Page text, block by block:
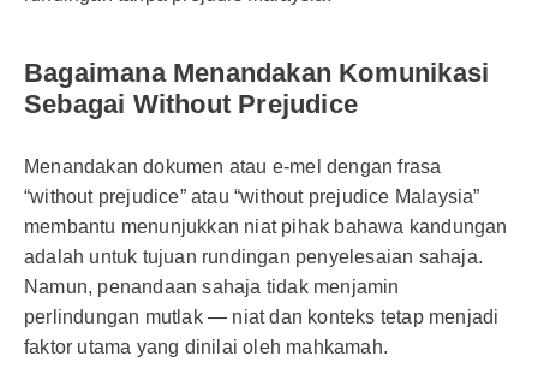
Bagaimana Menandakan Komunikasi
Sebagai Without Prejudice
Menandakan dokumen atau e-mel dengan frasa
“without prejudice” atau “without prejudice Malaysia”
membantu menunjukkan niat pihak bahawa kandungan
adalah untuk tujuan rundingan penyelesaian sahaja.
Namun, penandaan sahaja tidak menjamin
perlindungan mutlak — niat dan konteks tetap menjadi
faktor utama yang dinilai oleh mahkamah.